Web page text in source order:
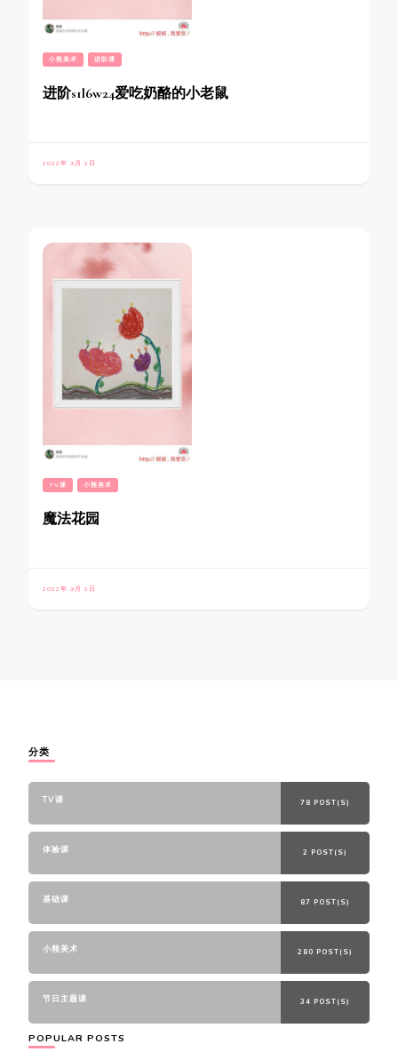
小熊美术 进阶课
进阶s1l6w24爱吃奶酪的小老鼠
2022年 9月 2日
TV课 小熊美术
魔法花园
2022年 9月 2日
分类
TV课 78 POST(S)
体验课 2 POST(S)
基础课 87 POST(S)
小熊美术 280 POST(S)
节日主题课 34 POST(S)
POPULAR POSTS